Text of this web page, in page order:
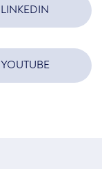
LINKEDIN
YOUTUBE